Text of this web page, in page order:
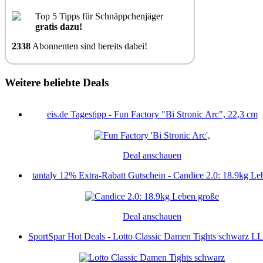
Top 5 Tipps für Schnäppchenjäger
gratis dazu!
2338 Abonnenten sind bereits dabei!
Weitere beliebte Deals
eis.de Tagestipp - Fun Factory "Bi Stronic Arc", 22,3 cm
Deal anschauen
tantaly 12% Extra-Rabatt Gutschein - Candice 2.0: 18.9kg
Deal anschauen
SportSpar Hot Deals - Lotto Classic Damen Tights schwarz